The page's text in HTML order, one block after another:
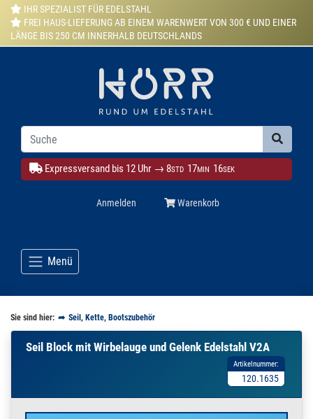
IHR SPEZIALIST FÜR EDELSTAHL
FREI HAUS-LIEFERUNG AB EINEM WARENWERT VON 300 € UND EINER
LÄNGE BIS 250 CM INNERHALB DEUTSCHLANDS
Expressversand bis 12 Uhr → 8STD 17MIN 14SEK
Anmelden Warenkorb
Menü
Sie sind hier: Seil, Kette, Bootszubehör
Seil Block mit Wirbelauge und Gelenk Edelstahl V2A
Artikelnummer:
120.1635